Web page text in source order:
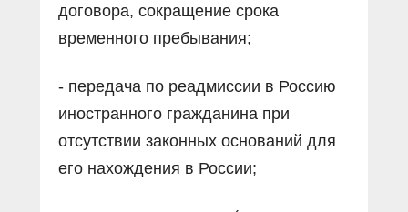
договора, сокращение срока
временного пребывания;
- передача по реадмиссии в Россию
иностранного гражданина при
отсутствии законных оснований для
его нахождения в России;